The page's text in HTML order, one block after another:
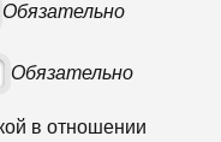
Обязательно
Обязательно
в отношении